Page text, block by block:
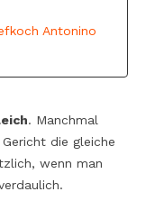
Antonino
. Manchmal
die gleiche
wenn man